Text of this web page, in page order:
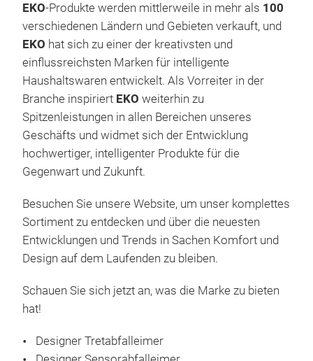
EKO-Produkte werden mittlerweile in mehr als 100
verschiedenen Ländern und Gebieten verkauft, und
EKO hat sich zu einer der kreativsten und
einflussreichsten Marken für intelligente
Haushaltswaren entwickelt. Als Vorreiter in der
Branche inspiriert EKO weiterhin zu
Spitzenleistungen in allen Bereichen unseres
Geschäfts und widmet sich der Entwicklung
hochwertiger, intelligenter Produkte für die
Gegenwart und Zukunft.
Besuchen Sie unsere Website, um unser komplettes
Sortiment zu entdecken und über die neuesten
Entwicklungen und Trends in Sachen Komfort und
Design auf dem Laufenden zu bleiben.
Schauen Sie sich jetzt an, was die Marke zu bieten
hat!
Designer Tretabfalleimer